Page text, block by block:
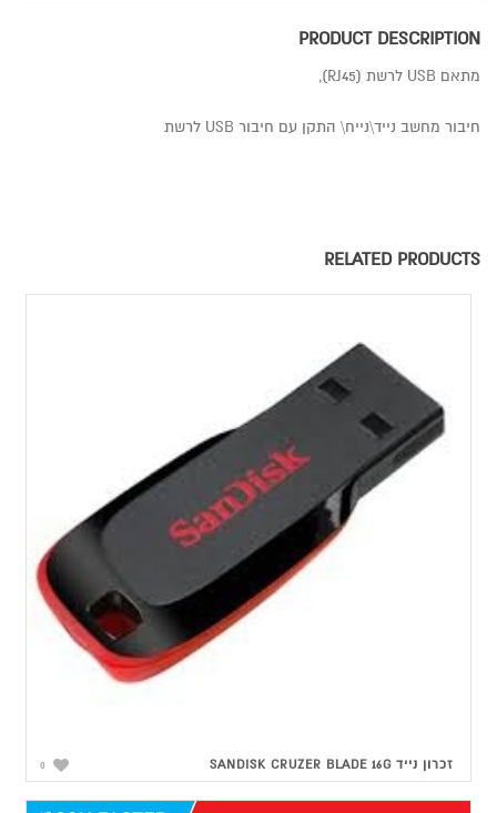
PRODUCT DESCRIPTION
מתאם USB לרשת (RJ45),
חיבור מחשב נייד\נייח\ התקן עם חיבור USB לרשת
RELATED PRODUCTS
0 זכרון נייד SANDISK CRUZER BLADE 16G